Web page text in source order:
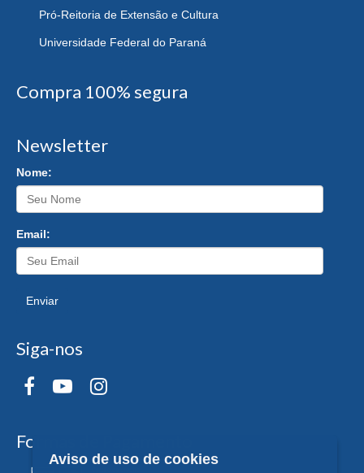
Pró-Reitoria de Extensão e Cultura
Universidade Federal do Paraná
Compra 100% segura
Newsletter
Nome:
Email:
Enviar
Siga-nos
Formas de Pagamento
Aviso de uso de cookies